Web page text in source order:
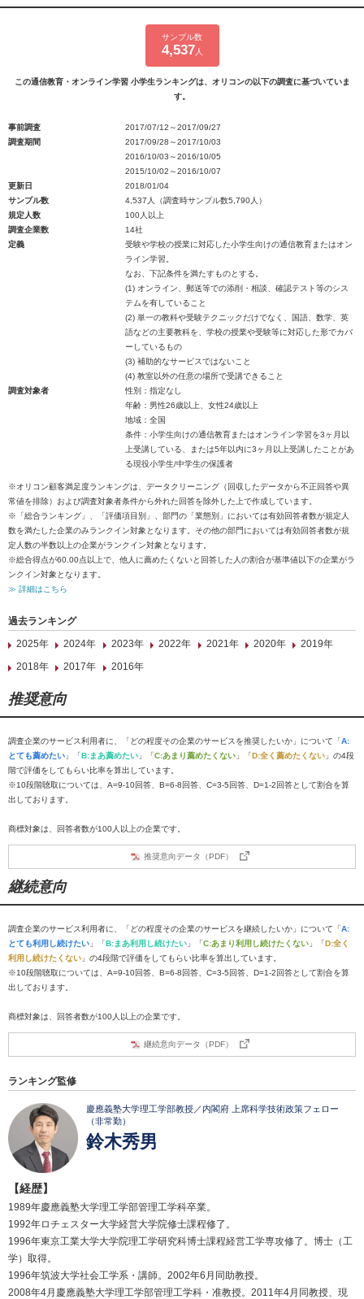
サンプル数
4,537 人
この通信教育・オンライン学習 小学生ランキングは、オリコンの以下の調査に基づいていま
す。
事前調査
2017/07/12～2017/09/27
調査期間
2017/09/28～2017/10/03
2016/10/03～2016/10/05
2015/10/02～2016/10/07
更新日
2018/01/04
サンプル数
4,537人（調査時サンプル数5,790人）
規定人数
100人以上
調査企業数
14社
定義
受験や学校の授業に対応した小学生向けの通信教育またはオン
ライン学習。
なお、下記条件を満たすものとする。
(1) オンライン、郵送等での添削・相談、確認テスト等のシス
テムを有していること
(2) 単一の教科や受験テクニックだけでなく、国語、数学、英
語などの主要教科を、学校の授業や受験等に対応した形でカバ
ーしているもの
(3) 補助的なサービスではないこと
(4) 教室以外の任意の場所で受講できること
調査対象者
性別：指定なし
年齢：男性26歳以上、女性24歳以上
地域：全国
条件：小学生向けの通信教育またはオンライン学習を3ヶ月以
上受講している、または5年以内に3ヶ月以上受講したことがあ
る現役小学生/中学生の保護者
※オリコン顧客満足度ランキングは、データクリーニング（回収したデータから不正回答や異
常値を排除）および調査対象者条件から外れた回答を除外した上で作成しています。
※「総合ランキング」、「評価項目別」、部門の「業態別」においては有効回答者数が規定人
数を満たした企業のみランクイン対象となります。その他の部門においては有効回答者数が規
定人数の半数以上の企業がランクイン対象となります。
※総合得点が60.00点以上で、他人に薦めたくないと回答した人の割合が基準値以下の企業がラ
ンクイン対象となります。
≫ 詳細はこちら
過去ランキング
2025年
2024年 2023年 2022年 2021年 2020年
2019年
2018年
2017年 2016年
推奨意向
調査企業のサービス利用者に、「どの程度その企業のサービスを推奨したいか」について「A:
とても薦めたい 」「B:まあ薦めたい 」「C:あまり薦めたくない 」「D:全く薦めたくない 」の4段
階で評価をしてもらい比率を算出しています。
※10段階聴取については、A=9-10回答、B=6-8回答、C=3-5回答、D=1-2回答として割合を算
出しております。
商標対象は、回答者数が100人以上の企業です。
推奨意向データ（PDF）
継続意向
調査企業のサービス利用者に、「どの程度その企業のサービスを継続したいか」について「A:
とても利用し続けたい 」「B:まあ利用し続けたい 」「C:あまり利用し続けたくない 」「D:全く
利用し続けたくない 」の4段階で評価をしてもらい比率を算出しています。
※10段階聴取については、A=9-10回答、B=6-8回答、C=3-5回答、D=1-2回答として割合を算
出しております。
商標対象は、回答者数が100人以上の企業です。
継続意向データ（PDF）
ランキング監修
慶應義塾大学理工学部教授／内閣府 上席科学技術政策フェロー
（非常勤）
鈴木秀男
【経歴】
1989年慶應義塾大学理工学部管理工学科卒業。
1992年ロチェスター大学経営大学院修士課程修了。
1996年東京工業大学大学院理工学研究科博士課程経営工学専攻修了。博士（工
学）取得。
1996年筑波大学社会工学系・講師。2002年6月同助教授。
2008年4月慶應義塾大学理工学部管理工学科・准教授。2011年4月同教授、現